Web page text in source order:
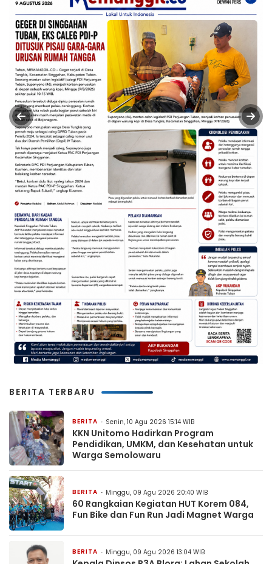
BERITA TERBARU
BERITA Senin, 10 Agu 2026 15:14 WIB
KKN Unitomo Hadirkan Program
Pendidikan, UMKM, dan Kesehatan untuk
Warga Semolowaru
BERITA Minggu, 09 Agu 2026 20:40 WIB
60 Rangkaian Kegiatan HUT Korem 084,
Fun Bike dan Fun Run Jadi Magnet Warga
BERITA Minggu, 09 Agu 2026 13:04 WIB